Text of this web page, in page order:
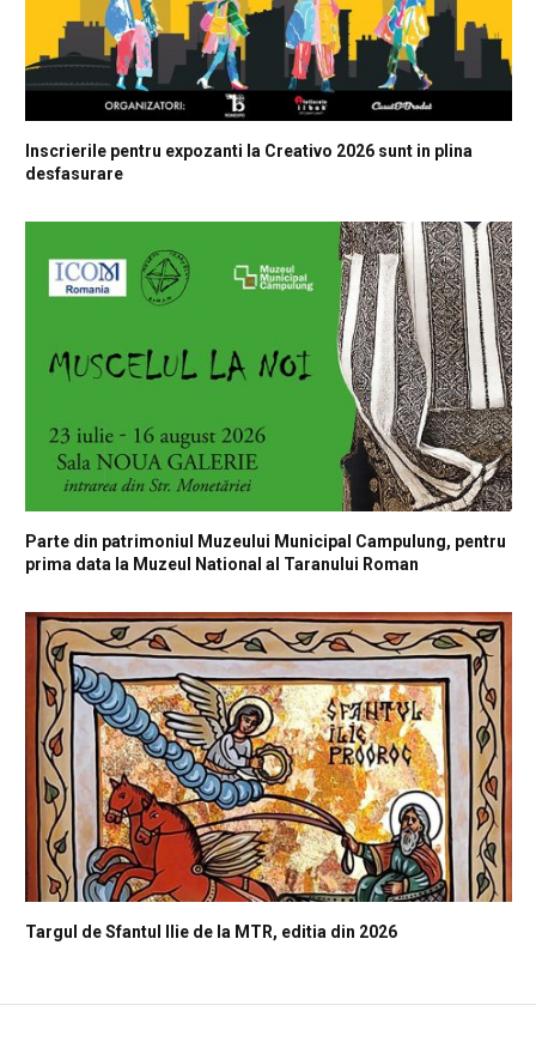
Inscrierile pentru expozanti la Creativo 2026 sunt in plina
desfasurare
Parte din patrimoniul Muzeului Municipal Campulung, pentru
prima data la Muzeul National al Taranului Roman
Targul de Sfantul Ilie de la MTR, editia din 2026